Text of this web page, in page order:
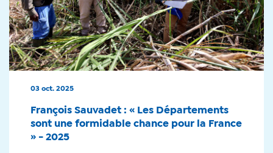
03 oct. 2025
François Sauvadet : « Les Départements
sont une formidable chance pour la France
» - 2025